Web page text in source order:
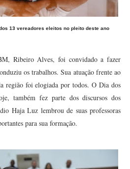
13 vereadores eleitos no pleito deste ano
Ribeiro Alves, foi convidado a fazer
os trabalhos. Sua atuação frente ao
região foi elogiada por todos. O Dia dos
também fez parte dos discursos dos
Haja Luz lembrou de suas professoras
para sua formação.